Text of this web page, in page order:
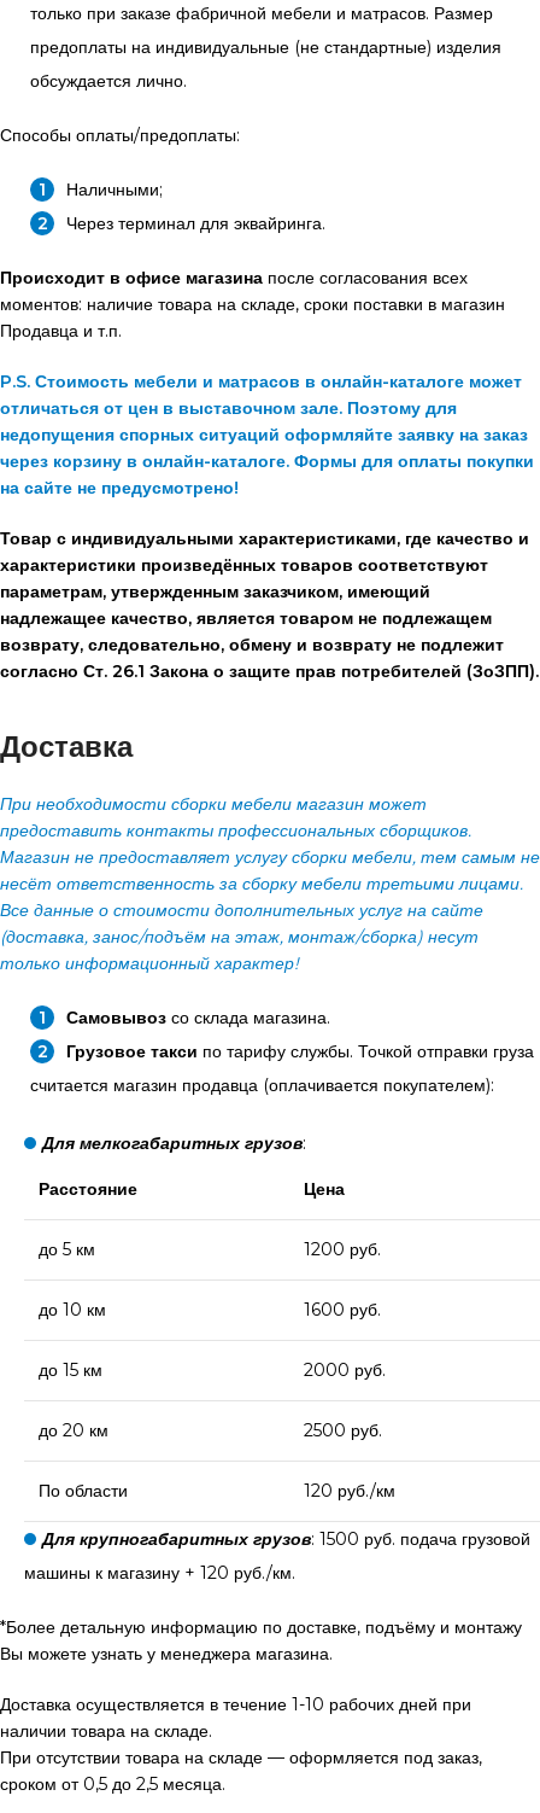
только при заказе фабричной мебели и матрасов. Размер
предоплаты на индивидуальные (не стандартные) изделия
обсуждается лично.
Способы оплаты/предоплаты:
Наличными;
Через терминал для эквайринга.
Происходит в офисе магазина после согласования всех
моментов: наличие товара на складе, сроки поставки в магазин
Продавца и т.п.
P.S. Стоимость мебели и матрасов в онлайн-каталоге может
отличаться от цен в выставочном зале. Поэтому для
недопущения спорных ситуаций оформляйте заявку на заказ
через корзину в онлайн-каталоге. Формы для оплаты покупки
на сайте не предусмотрено!
Товар с индивидуальными характеристиками, где качество и
характеристики произведённых товаров соответствуют
параметрам, утвержденным заказчиком, имеющий
надлежащее качество, является товаром не подлежащем
возврату, следовательно, обмену и возврату не подлежит
согласно Ст. 26.1 Закона о защите прав потребителей (ЗоЗПП).
Доставка
При необходимости сборки мебели магазин может
предоставить контакты профессиональных сборщиков.
Магазин не предоставляет услугу сборки мебели, тем самым не
несёт ответственность за сборку мебели третьими лицами.
Все данные о стоимости дополнительных услуг на сайте
(доставка, занос/подъём на этаж, монтаж/сборка) несут
только информационный характер!
Самовывоз со склада магазина.
Грузовое такси по тарифу службы. Точкой отправки груза
считается магазин продавца (оплачивается покупателем):
Для мелкогабаритных грузов:
Расстояние Цена
до 5 км 1200 руб.
до 10 км 1600 руб.
до 15 км 2000 руб.
до 20 км 2500 руб.
По области 120 руб./км
Для крупногабаритных грузов: 1500 руб. подача грузовой
машины к магазину + 120 руб./км.
*Более детальную информацию по доставке, подъёму и монтажу
Вы можете узнать у менеджера магазина.
Доставка осуществляется в течение 1-10 рабочих дней при
наличии товара на складе.
При отсутствии товара на складе — оформляется под заказ,
сроком от 0,5 до 2,5 месяца.